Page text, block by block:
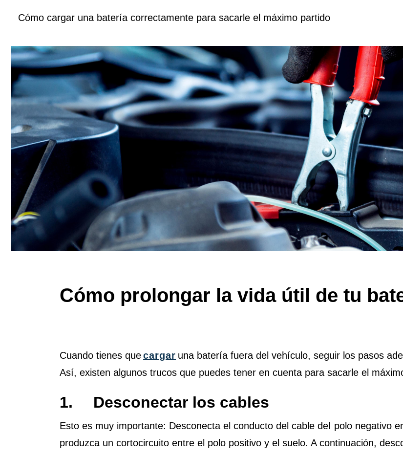
Cómo cargar una batería correctamente para sacarle el máximo partido
Cómo prolongar la vida útil de tu
Cuando tienes quecargar una batería fuera del vehículo, seguir los pasos
Así, existen algunos trucos que puedes tener en cuenta para sacarle el
1. Desconectar los cables
Esto es muy importante: Desconecta el conducto del cable del polo negativo
produzca un cortocircuito entre el polo positivo y el suelo. A continuación,